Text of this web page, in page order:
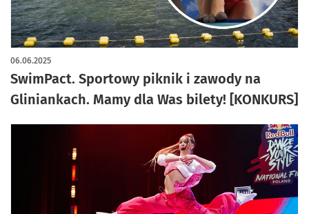
SwimPact. Sportowy piknik i zawody na
Gliniankach. Mamy dla Was bilety! [KONKURS]
06.06.2025